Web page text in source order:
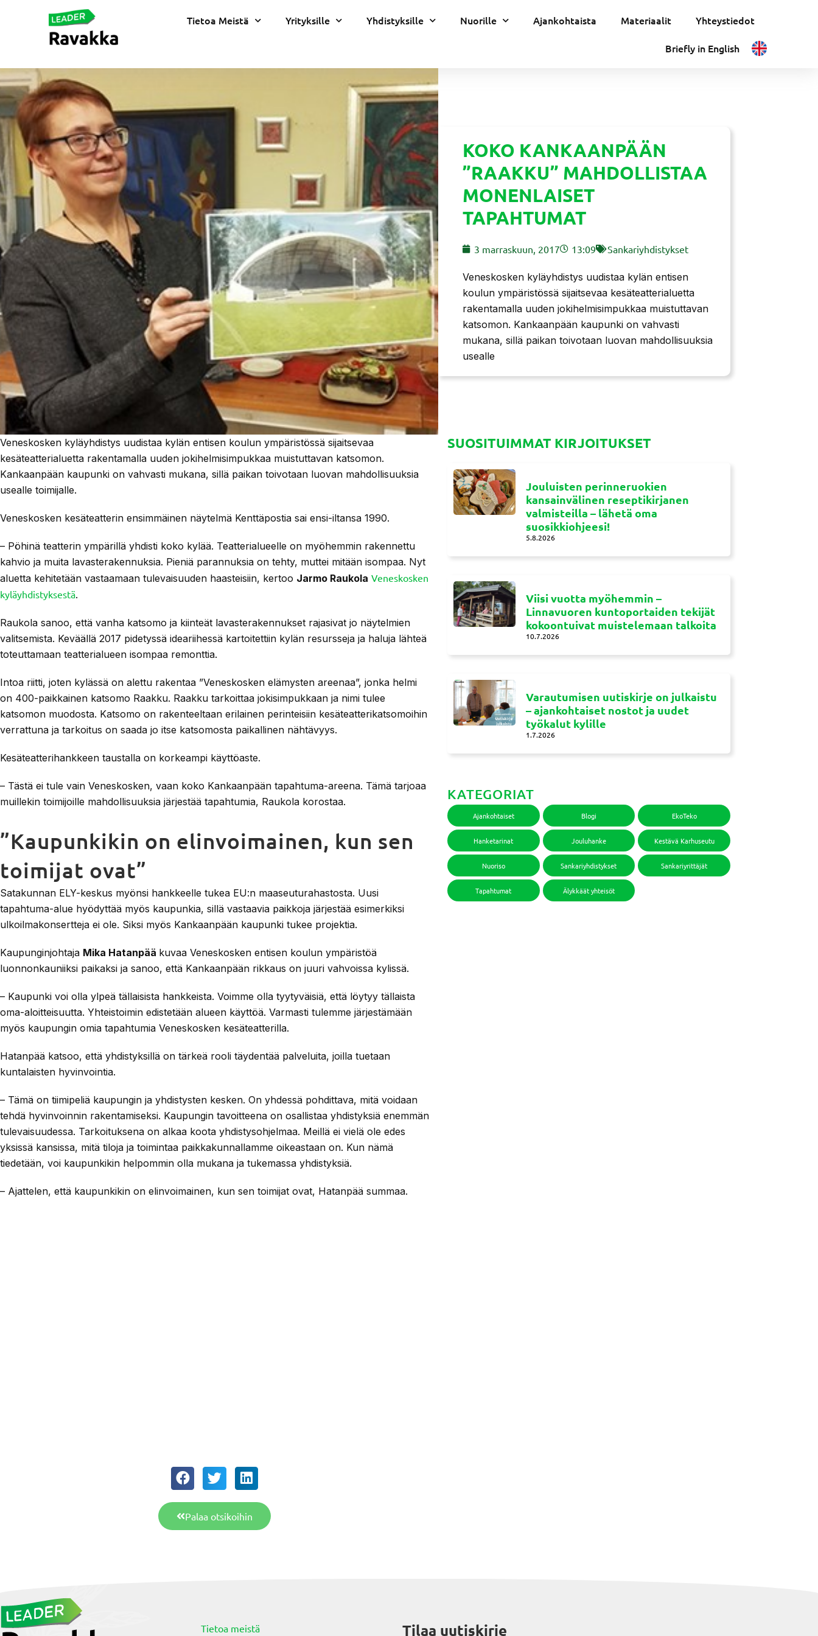
Tietoa Meistä Yrityksille Yhdistyksille Nuorille Ajankohtaista Materiaalit Yhteystiedot
Briefly in English
KOKO KANKAANPÄÄN
”RAAKKU” MAHDOLLISTAA
MONENLAISET
TAPAHTUMAT
3 marraskuun, 2017 13:09 Sankariyhdistykset
Veneskosken kyläyhdistys uudistaa kylän entisen
koulun ympäristössä sijaitsevaa kesäteatterialuetta
rakentamalla uuden jokihelmisimpukkaa muistuttavan
katsomon. Kankaanpään kaupunki on vahvasti
mukana, sillä paikan toivotaan luovan mahdollisuuksia
usealle
Veneskosken kyläyhdistys uudistaa kylän entisen koulun ympäristössä sijaitsevaa
kesäteatterialuetta rakentamalla uuden jokihelmisimpukkaa muistuttavan katsomon.
Kankaanpään kaupunki on vahvasti mukana, sillä paikan toivotaan luovan mahdollisuuksia
usealle toimijalle.
Veneskosken kesäteatterin ensimmäinen näytelmä Kenttäpostia sai ensi-iltansa 1990.
– Pöhinä teatterin ympärillä yhdisti koko kylää. Teatterialueelle on myöhemmin rakennettu
kahvio ja muita lavasterakennuksia. Pieniä parannuksia on tehty, muttei mitään isompaa. Nyt
aluetta kehitetään vastaamaan tulevaisuuden haasteisiin, kertoo Jarmo Raukola Veneskosken
kyläyhdistyksestä.
Raukola sanoo, että vanha katsomo ja kiinteät lavasterakennukset rajasivat jo näytelmien
valitsemista. Keväällä 2017 pidetyssä ideariihessä kartoitettiin kylän resursseja ja haluja lähteä
toteuttamaan teatterialueen isompaa remonttia.
Intoa riitti, joten kylässä on alettu rakentaa ”Veneskosken elämysten areenaa”, jonka helmi
on 400-paikkainen katsomo Raakku. Raakku tarkoittaa jokisimpukkaan ja nimi tulee
katsomon muodosta. Katsomo on rakenteeltaan erilainen perinteisiin kesäteatterikatsomoihin
verrattuna ja tarkoitus on saada jo itse katsomosta paikallinen nähtävyys.
Kesäteatterihankkeen taustalla on korkeampi käyttöaste.
– Tästä ei tule vain Veneskosken, vaan koko Kankaanpään tapahtuma-areena. Tämä tarjoaa
muillekin toimijoille mahdollisuuksia järjestää tapahtumia, Raukola korostaa.
”Kaupunkikin on elinvoimainen, kun sen
toimijat ovat”
Satakunnan ELY-keskus myönsi hankkeelle tukea EU:n maaseuturahastosta. Uusi
tapahtuma-alue hyödyttää myös kaupunkia, sillä vastaavia paikkoja järjestää esimerkiksi
ulkoilmakonsertteja ei ole. Siksi myös Kankaanpään kaupunki tukee projektia.
Kaupunginjohtaja Mika Hatanpää kuvaa Veneskosken entisen koulun ympäristöä
luonnonkauniiksi paikaksi ja sanoo, että Kankaanpään rikkaus on juuri vahvoissa kylissä.
– Kaupunki voi olla ylpeä tällaisista hankkeista. Voimme olla tyytyväisiä, että löytyy tällaista
oma-aloitteisuutta. Yhteistoimin edistetään alueen käyttöä. Varmasti tulemme järjestämään
myös kaupungin omia tapahtumia Veneskosken kesäteatterilla.
Hatanpää katsoo, että yhdistyksillä on tärkeä rooli täydentää palveluita, joilla tuetaan
kuntalaisten hyvinvointia.
– Tämä on tiimipeliä kaupungin ja yhdistysten kesken. On yhdessä pohdittava, mitä voidaan
tehdä hyvinvoinnin rakentamiseksi. Kaupungin tavoitteena on osallistaa yhdistyksiä enemmän
tulevaisuudessa. Tarkoituksena on alkaa koota yhdistysohjelmaa. Meillä ei vielä ole edes
yksissä kansissa, mitä tiloja ja toimintaa paikkakunnallamme oikeastaan on. Kun nämä
tiedetään, voi kaupunkikin helpommin olla mukana ja tukemassa yhdistyksiä.
– Ajattelen, että kaupunkikin on elinvoimainen, kun sen toimijat ovat, Hatanpää summaa.
Palaa otsikoihin
SUOSITUIMMAT KIRJOITUKSET
Jouluisten perinneruokien
kansainvälinen reseptikirjanen
valmisteilla – lähetä oma
suosikkiohjeesi!
5.8.2026
Viisi vuotta myöhemmin –
Linnavuoren kuntoportaiden tekijät
kokoontuivat muistelemaan talkoita
10.7.2026
Varautumisen uutiskirje on julkaistu
– ajankohtaiset nostot ja uudet
työkalut kylille
1.7.2026
KATEGORIAT
Ajankohtaiset Blogi EkoTeko
Hanketarinat Jouluhanke Kestävä Karhuseutu
Nuoriso Sankariyhdistykset Sankariyrittäjät
Tapahtumat Älykkäät yhteisöt
Tietoa meistä Tilaa uutiskirje